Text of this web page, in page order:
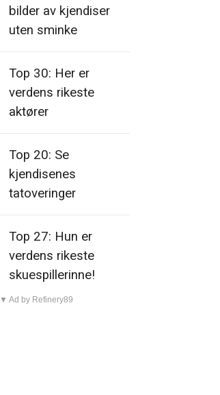
bilder av kjendiser
uten sminke
Top 30: Her er
verdens rikeste
aktører
Top 20: Se
kjendisenes
tatoveringer
Top 27: Hun er
verdens rikeste
skuespillerinne!
▼ Ad by Refinery89